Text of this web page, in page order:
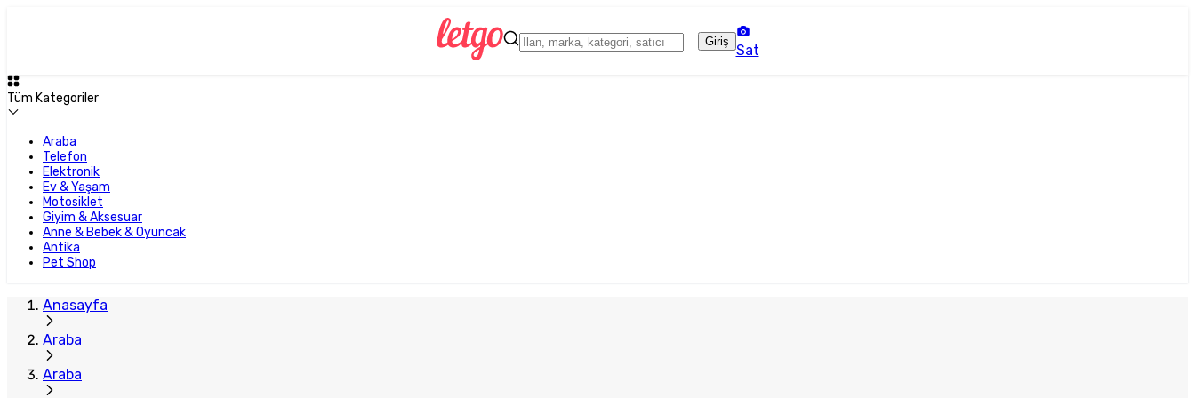
Giriş
Sat
Tüm Kategoriler
Araba
Telefon
Elektronik
Ev & Yaşam
Motosiklet
Giyim & Aksesuar
Anne & Bebek & Oyuncak
Antika
Pet Shop
Anasayfa
Araba
Araba